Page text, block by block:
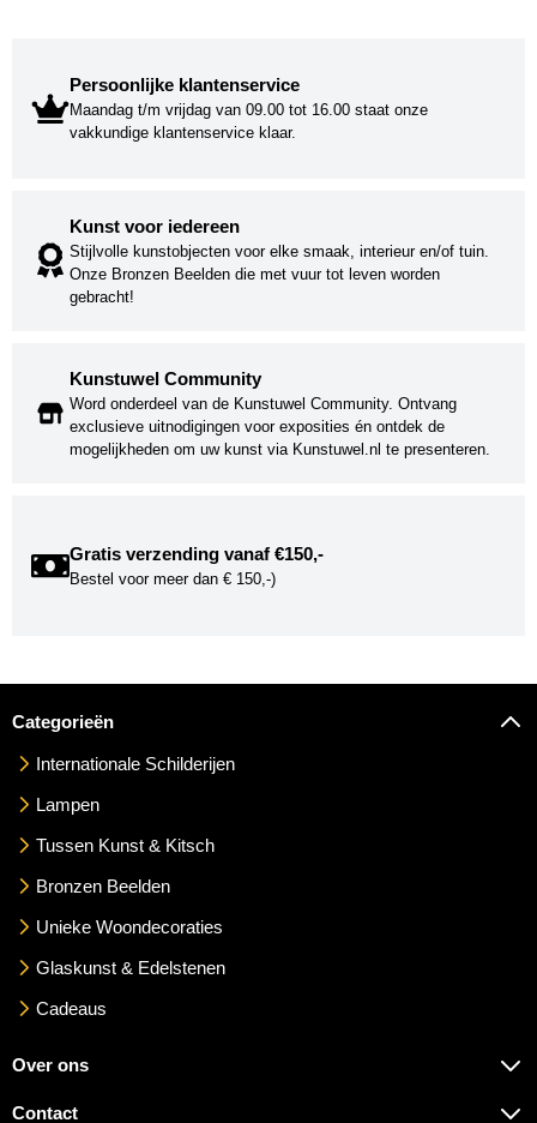
Persoonlijke klantenservice
Maandag t/m vrijdag van 09.00 tot 16.00 staat onze
vakkundige klantenservice klaar.
Kunst voor iedereen
Stijlvolle kunstobjecten voor elke smaak, interieur en/of tuin.
Onze Bronzen Beelden die met vuur tot leven worden
gebracht!
Kunstuwel Community
Word onderdeel van de Kunstuwel Community. Ontvang
exclusieve uitnodigingen voor exposities én ontdek de
mogelijkheden om uw kunst via Kunstuwel.nl te presenteren.
Gratis verzending vanaf €150,-
Bestel voor meer dan € 150,-)
Categorieën
Internationale Schilderijen
Lampen
Tussen Kunst & Kitsch
Bronzen Beelden
Unieke Woondecoraties
Glaskunst & Edelstenen
Cadeaus
Over ons
Contact